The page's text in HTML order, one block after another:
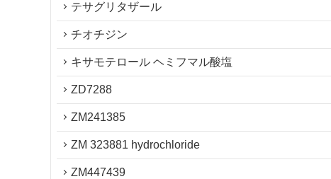
テサグリタザール
チオチジン
キサモテロール ヘミフマル酸塩
ZD7288
ZM241385
ZM 323881 hydrochloride
ZM447439